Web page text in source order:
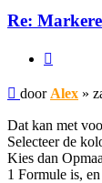
Re:
Bericht
door Alex »
Dat kan met
Selecteer de
Kies dan
1 Formule is,